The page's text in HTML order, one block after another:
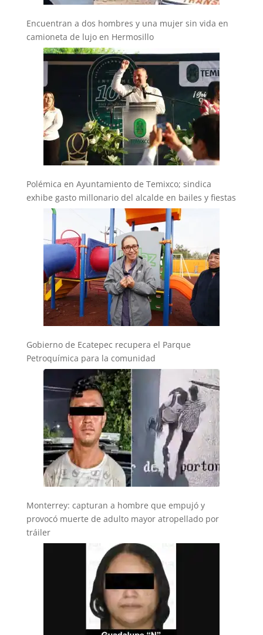
Encuentran a dos hombres y una mujer sin vida en
camioneta de lujo en Hermosillo
Polémica en Ayuntamiento de Temixco; sindica
exhibe gasto millonario del alcalde en bailes y fiestas
Gobierno de Ecatepec recupera el Parque
Petroquímica para la comunidad
Monterrey: capturan a hombre que empujó y
provocó muerte de adulto mayor atropellado por
tráiler